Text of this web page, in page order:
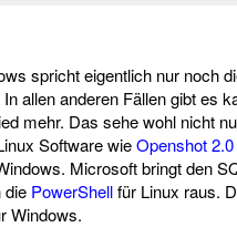
spricht eigentlich nur noch
allen anderen Fällen gibt es
mehr. Das sehe wohl nicht
Software wieOpenshot 2.0
Microsoft bringt den
die PowerShellfür Linux raus.
Windows.